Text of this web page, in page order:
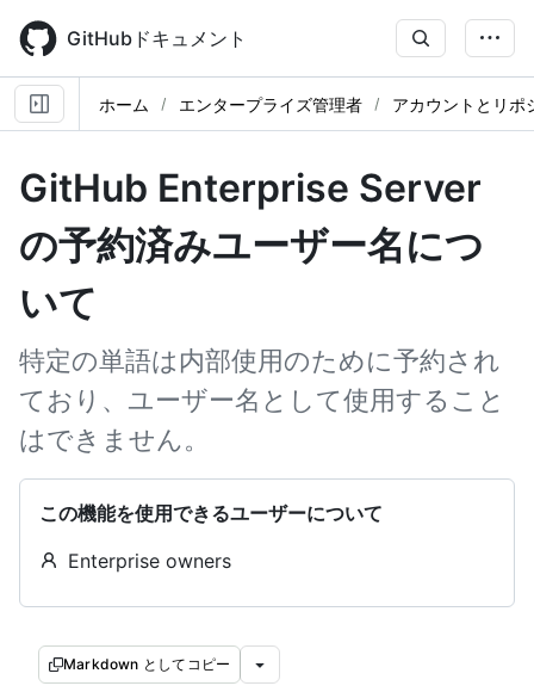
main
content
GitHubドキュメント
ホーム エンタープライズ管理者 アカウントとリポ
GitHub Enterprise Server
の予約済みユーザー名につ
いて
特定の単語は内部使用のために予約され
ており、ユーザー名として使用すること
はできません。
この機能を使用できるユーザーについて
Enterprise owners
Markdown としてコピー